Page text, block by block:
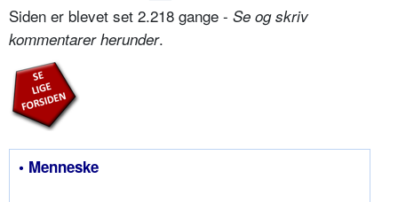
Siden er blevet set 2.218 gange - Se og skriv
kommentarer herunder.
• Menneske